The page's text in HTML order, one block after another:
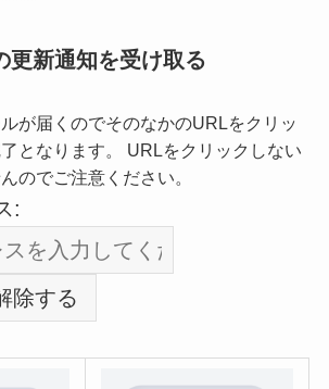
更新通知を受け取る
が届くのでそのなかのURLをクリッ
となります。 URLをクリックしない
のでご注意ください。
: